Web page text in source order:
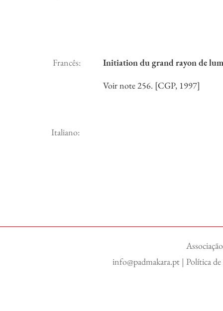
Francês:
Initiation du grand rayon de
Voir note 256. [CGP, 1997]
Italiano:
info@padmakara.pt | Política